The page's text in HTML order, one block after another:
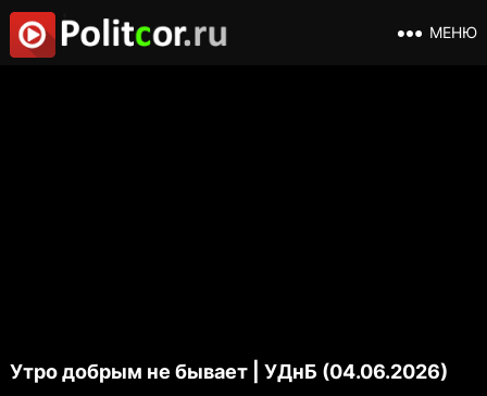
МЕНЮ
Утро добрым не бывает | УДнБ (04.06.2026)